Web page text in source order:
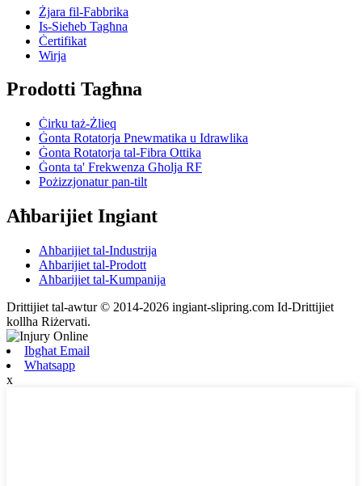
Żjara fil-Fabbrika
Is-Sieħeb Tagħna
Ċertifikat
Wirja
Prodotti Tagħna
Ċirku taż-Żlieq
Ġonta Rotatorja Pnewmatika u Idrawlika
Ġonta Rotatorja tal-Fibra Ottika
Ġonta ta' Frekwenza Għolja RF
Pożizzjonatur pan-tilt
Aħbarijiet Ingiant
Aħbarijiet tal-Industrija
Aħbarijiet tal-Prodott
Aħbarijiet tal-Kumpanija
Drittijiet tal-awtur © 2014-2026 ingiant-slipring.com Id-Drittijiet
kollha Riżervati.
Ibgħat Email
Whatsapp
x